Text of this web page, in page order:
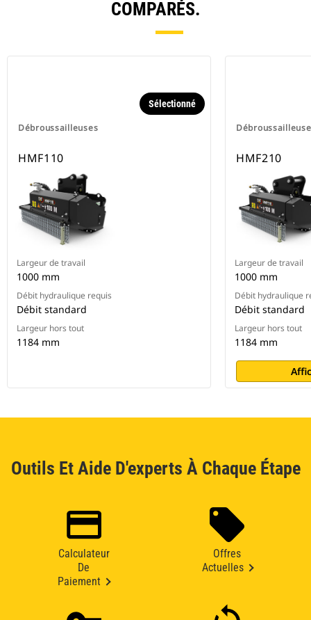
COMPARÉS.
Débroussailleuses
Sélectionné
HMF110
Largeur de travail
1000 mm
Débit hydraulique requis
Débit standard
Largeur hors tout
1184 mm
HMF210
Largeur de travail
1000 mm
Débit hydraulique
Débit standard
Largeur hors tout
1184 mm
Outils Et Aide D'experts À Chaque Étape
Calculateur
De
Paiement
Offres
Actuelles